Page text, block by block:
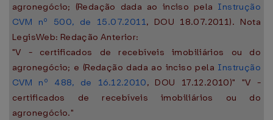
agronegócio; (Redação dada ao inciso pela Instrução
CVM nº 500, de 15.07.2011, DOU 18.07.2011). Nota
LegisWeb: Redação Anterior:
"V - certificados de recebíveis imobiliários ou do
agronegócio; e (Redação dada ao inciso pela Instrução
CVM nº 488, de 16.12.2010, DOU 17.12.2010)" "V -
certificados de recebíveis imobiliários ou do
agronegócio."